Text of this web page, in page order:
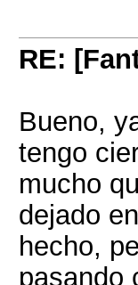
RE:
Bueno,
tengo
mucho
dejado
hecho,
pasando